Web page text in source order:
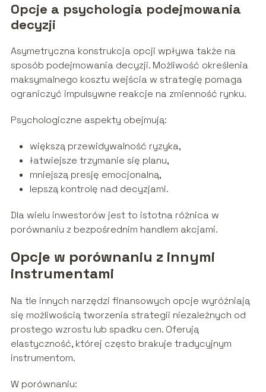
Opcje a psychologia podejmowania
decyzji
Asymetryczna konstrukcja opcji wpływa także na
sposób podejmowania decyzji. Możliwość określenia
maksymalnego kosztu wejścia w strategię pomaga
ograniczyć impulsywne reakcje na zmienność rynku.
Psychologiczne aspekty obejmują:
większą przewidywalność ryzyka,
łatwiejsze trzymanie się planu,
mniejszą presję emocjonalną,
lepszą kontrolę nad decyzjami.
Dla wielu inwestorów jest to istotna różnica w
porównaniu z bezpośrednim handlem akcjami.
Opcje w porównaniu z innymi
instrumentami
Na tle innych narzędzi finansowych opcje wyróżniają
się możliwością tworzenia strategii niezależnych od
prostego wzrostu lub spadku cen. Oferują
elastyczność, której często brakuje tradycyjnym
instrumentom.
W porównaniu: